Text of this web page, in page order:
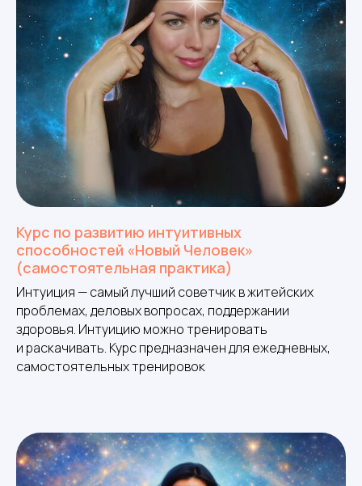
Курс по развитию интуитивных
способностей «Новый Человек»
(самостоятельная практика)
Интуиция — самый лучший советчик в житейских
проблемах, деловых вопросах, поддержании
здоровья. Интуицию можно тренировать
и раскачивать. Курс предназначен для ежедневных,
самостоятельных тренировок